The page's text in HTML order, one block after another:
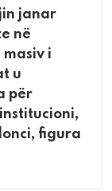
janar
në
i
u
për
figura